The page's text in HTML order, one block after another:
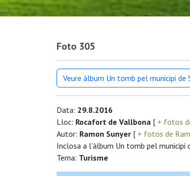
Foto 305
Veure àlbum Un tomb pel municipi de
Data: 29.8.2016
Lloc: Rocafort de Vallbona [ + fotos
Autor: Ramon Sunyer [ + fotos de
Inclosa a l'àlbum Un tomb pel municipi
Tema: Turisme